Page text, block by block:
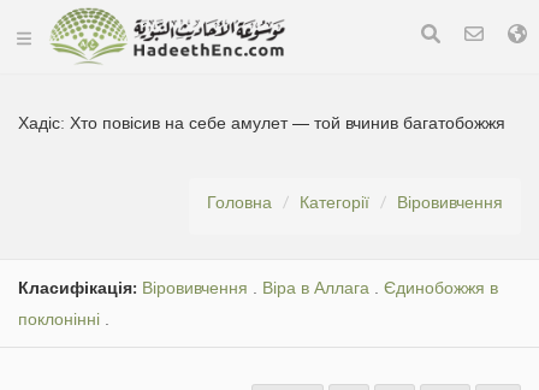
Хадіс:Хто повісив на себе амулет — той вчинив багатобожжя
Головна Категорії Віровивчення
Класифікація: Віровивчення . Віра в Аллага . Єдинобожжя в
поклонінні .